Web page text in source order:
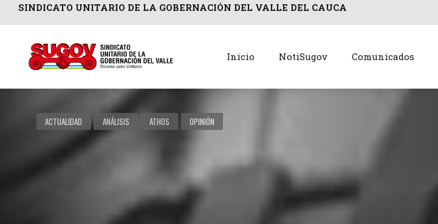
SINDICATO UNITARIO DE LA GOBERNACIÓN DEL VALLE DEL CAUCA
Inicio NotiSugov Comunicados
ACTUALIDAD ANÁLISIS ATHOS OPINIÓN